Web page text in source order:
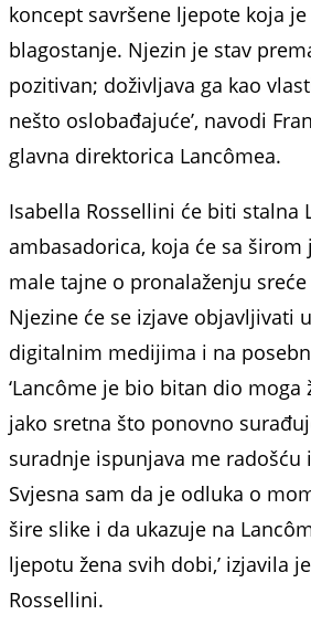
koncept savršene ljepote koja
blagostanje. Njezin je stav
pozitivan; doživljava ga kao
nešto oslobađajuće’, navodi
glavna direktorica Lancômea.
Isabella Rossellini će biti stalna
ambasadorica, koja će sa
male tajne o pronalaženju
Njezine će se izjave objavljivati
digitalnim medijima i na
‘Lancôme je bio bitan dio moga
jako sretna što ponovno
suradnje ispunjava me radošću
Svjesna sam da je odluka o
šire slike i da ukazuje na
ljepotu žena svih dobi,’ izjavila
Rossellini.